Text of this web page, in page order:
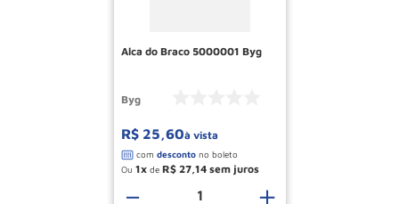
Alca do Braco 5000001 Byg
Byg
R$ 25,60à vista
Ou 1 de R$ 27, 14
＋
－